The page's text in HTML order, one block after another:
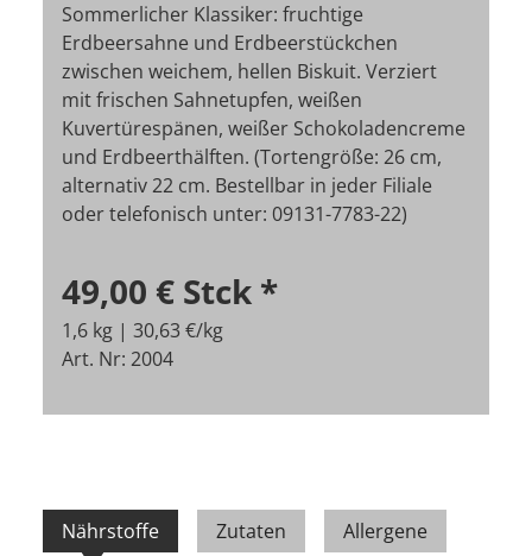
Sommerlicher Klassiker: fruchtige
Erdbeersahne und Erdbeerstückchen
zwischen weichem, hellen Biskuit. Verziert
mit frischen Sahnetupfen, weißen
Kuvertürespänen, weißer Schokoladencreme
und Erdbeerthälften. (Tortengröße: 26 cm,
alternativ 22 cm. Bestellbar in jeder Filiale
oder telefonisch unter: 09131-7783-22)
49,00 € Stck *
1,6 kg | 30,63 €/kg
Art. Nr: 2004
Nährstoffe Zutaten Allergene